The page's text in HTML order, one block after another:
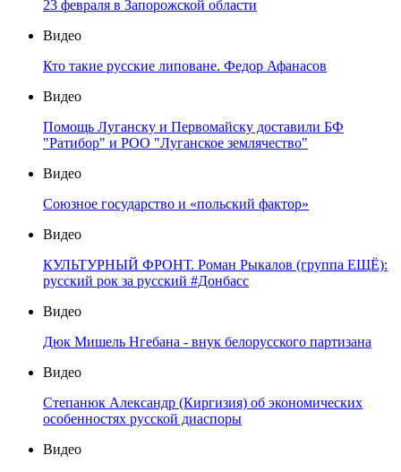
23 февраля в Запорожской области
Видео
Кто такие русские липоване. Федор Афанасов
Видео
Помощь Луганску и Первомайску доставили БФ
"Ратибор" и РОО "Луганское землячество"
Видео
Союзное государство и «польский фактор»
Видео
КУЛЬТУРНЫЙ ФРОНТ. Роман Рыкалов (группа ЕЩЁ):
русский рок за русский #Донбасс
Видео
Дюк Мишель Нгебана - внук белорусского партизана
Видео
Степанюк Александр (Киргизия) об экономических
особенностях русской диаспоры
Видео